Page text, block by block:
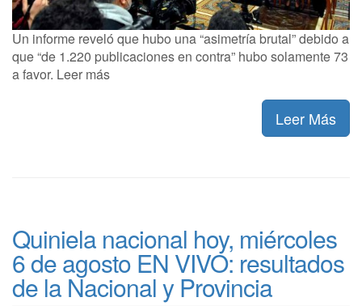
Un informe reveló que hubo una “asimetría brutal” debido a
que “de 1.220 publicaciones en contra” hubo solamente 73
a favor. Leer más
Leer Más
Quiniela nacional hoy, miércoles
6 de agosto EN VIVO: resultados
de la Nacional y Provincia